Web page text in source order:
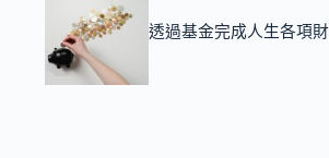
透過基金完成人生各項